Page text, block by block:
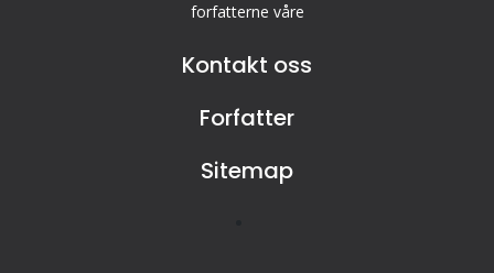
forfatterne våre
Kontakt oss
Forfatter
Sitemap